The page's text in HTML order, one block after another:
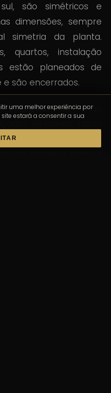
são simétricos e
dimensões, sempre
simetria da planta.
quartos, instalação
estão planeados de
são encerrados.
de não
interiores, razão
e portas foram
uma melhor experiência por
estará a consentir a sua